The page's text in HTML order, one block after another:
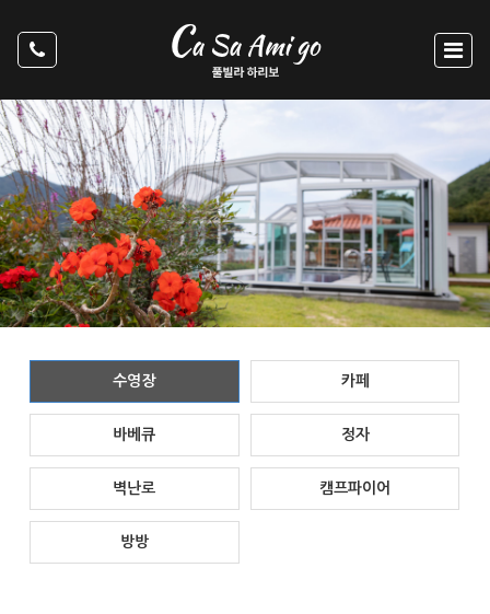
수영장 카페
바베큐 정자
벽난로 캠프파이어
방방